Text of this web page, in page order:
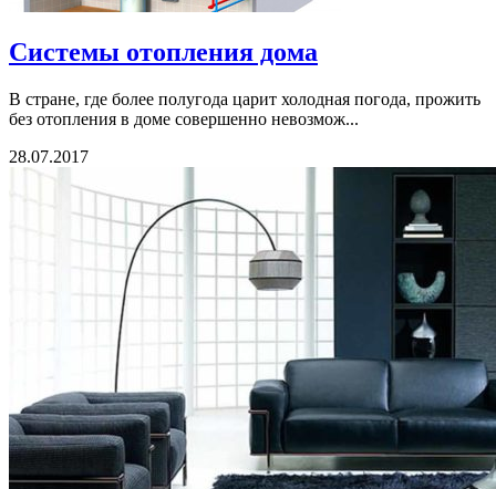
Системы отопления дома
В стране, где более полугода царит холодная погода, прожить
без отопления в доме совершенно невозмож...
28.07.2017